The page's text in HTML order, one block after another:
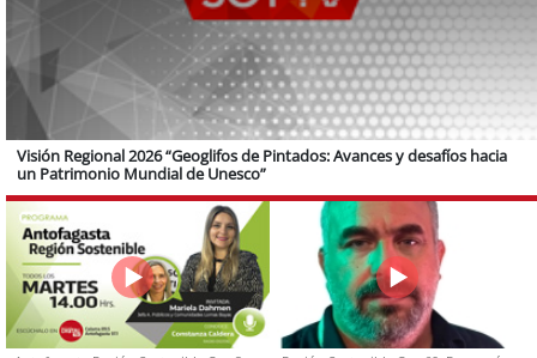
Visión Regional 2026 “Geoglifos de Pintados: Avances y desafíos hacia
un Patrimonio Mundial de Unesco”